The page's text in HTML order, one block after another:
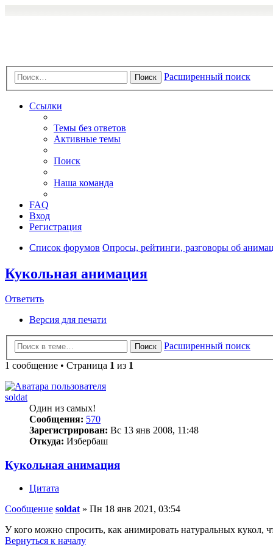
Поиск Расширенный поиск
Ссылки
Темы без ответов
Активные темы
Поиск
Наша команда
FAQ
Вход
Регистрация
Список форумов Опросы, рейтинги, разговоры об
Кукольная анимация
Ответить
Версия для печати
Поиск
Расширенный поиск
1 сообщение • Страница 1 из 1
soldat
Один из самых!
Сообщения: 570
Зарегистрирован: Вс 13 янв 2008, 11:48
Откуда: Избербаш
Кукольная анимация
Цитата
Сообщение soldat» Пн 18 янв 2021, 03:54
У кого можно спросить, как анимировать натуральных кукол,
Вернуться к началу